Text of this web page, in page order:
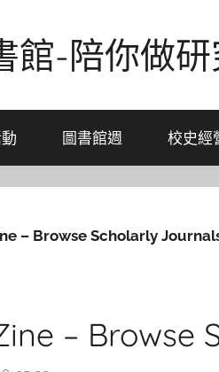
館-陪你做
圖書館週 校史經
– Browse Scholarly
– Browse